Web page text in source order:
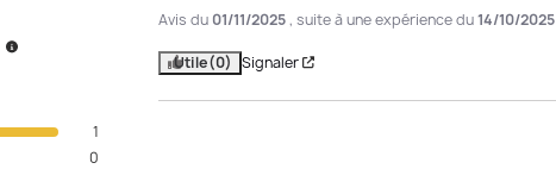
1
0
Avis du 01/11/2025, suite à une expérience du14/10/2025
Utile(0) Signaler